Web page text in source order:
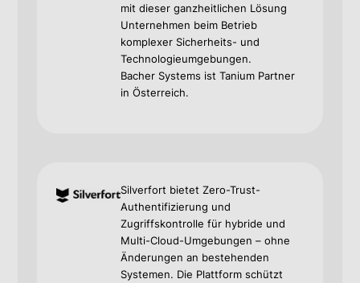
mit dieser ganzheitlichen Lösung
Unternehmen beim Betrieb
komplexer Sicherheits- und
Technologieumgebungen.
Bacher Systems ist Tanium Partner
in Österreich.
Silverfort bietet Zero-Trust-
Authentifizierung und
Zugriffskontrolle für hybride und
Multi-Cloud-Umgebungen – ohne
Änderungen an bestehenden
Systemen. Die Plattform schützt